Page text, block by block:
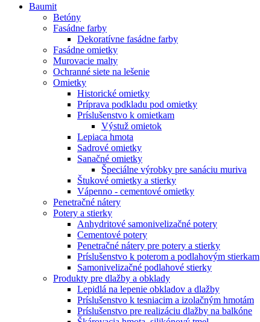
Baumit
Betóny
Fasádne farby
Dekoratívne fasádne farby
Fasádne omietky
Murovacie malty
Ochranné siete na lešenie
Omietky
Historické omietky
Príprava podkladu pod omietky
Príslušenstvo k omietkam
Výstuž omietok
Lepiaca hmota
Sadrové omietky
Sanačné omietky
Špeciálne výrobky pre sanáciu muriva
Štukové omietky a stierky
Vápenno - cementové omietky
Penetračné nátery
Potery a stierky
Anhydritové samonivelizačné potery
Cementové potery
Penetračné nátery pre potery a stierky
Príslušenstvo k poterom a podlahovým stierkam
Samonivelizačné podlahové stierky
Produkty pre dlažby a obklady
Lepidlá na lepenie obkladov a dlažby
Príslušenstvo k tesniacim a izolačným hmotám
Príslušenstvo pre realizáciu dlažby na balkóne